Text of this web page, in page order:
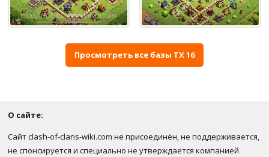
Просмотреть все базы ТХ 16
О сайте:
Сайт clash-of-clans-wiki.com не присоединён, не поддерживается,
не спонсируется и специально не утверждается компанией